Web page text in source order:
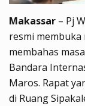
Makassar – Pj
resmi
membahas
Bandara
Maros. Rapat
di Ruang